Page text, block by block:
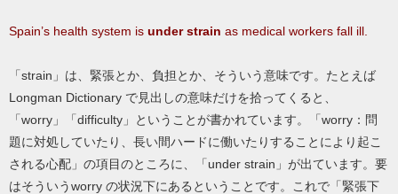
Spain’s health system is under strain as medical workers fall ill.
「strain」は、緊張とか、負担とか、そういう意味です。たとえば
Longman Dictionary で見出しの意味だけを拾ってくると、
「worry」「difficulty」ということが書かれています。「worry：問
題に対処していたり、長い間ハードに働いたりすることにより起こ
される心配」の項目のところに、「under strain」が出ています。要
はそういうworry の状況下にあるということです。これで「緊張下